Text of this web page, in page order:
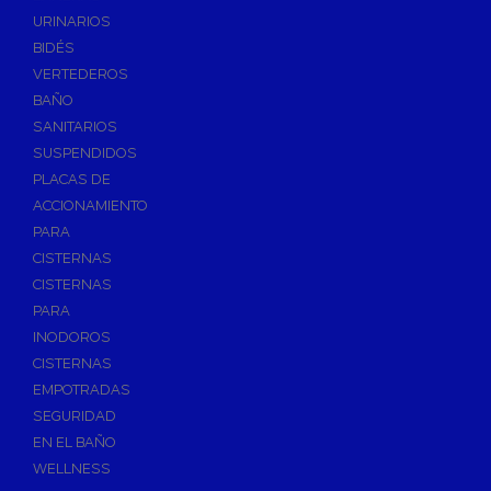
Válvulas de Esfera
Válvulas de Escuadra y Lavadora
Válvulas Reductoras de Presión
Válvulas de Retención
Electroválvulas
Válvulas de Compuerta
Válvulas de Contadores
Llaves de Paso
Accesorios de Valvulería
Calderines
Herramientas y Vestuario
Adhesivos Instantaneos
Selladores y Masillas
URINARIOS
BIDÉS
VERTEDEROS
BAÑO
SANITARIOS
SUSPENDIDOS
PLACAS DE
ACCIONAMIENTO
PARA
CISTERNAS
CISTERNAS
PARA
INODOROS
CISTERNAS
EMPOTRADAS
SEGURIDAD
EN EL BAÑO
WELLNESS